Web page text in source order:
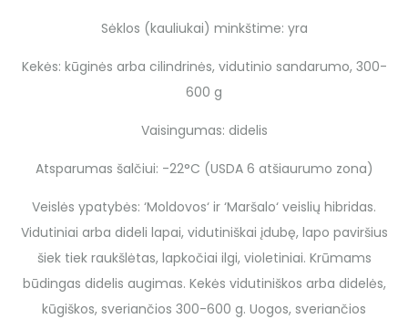
Sėklos (kauliukai) minkštime: yra
Kekės: kūginės arba cilindrinės, vidutinio sandarumo, 300-
600 g
Vaisingumas: didelis
Atsparumas šalčiui: -22°C (USDA 6 atšiaurumo zona)
Veislės ypatybės: ‘Moldovos‘ ir ‘Maršalo‘ veislių hibridas.
Vidutiniai arba dideli lapai, vidutiniškai įdubę, lapo paviršius
šiek tiek raukšlėtas, lapkočiai ilgi, violetiniai. Krūmams
būdingas didelis augimas. Kekės vidutiniškos arba didelės,
kūgiškos, sveriančios 300-600 g. Uogos, sveriančios